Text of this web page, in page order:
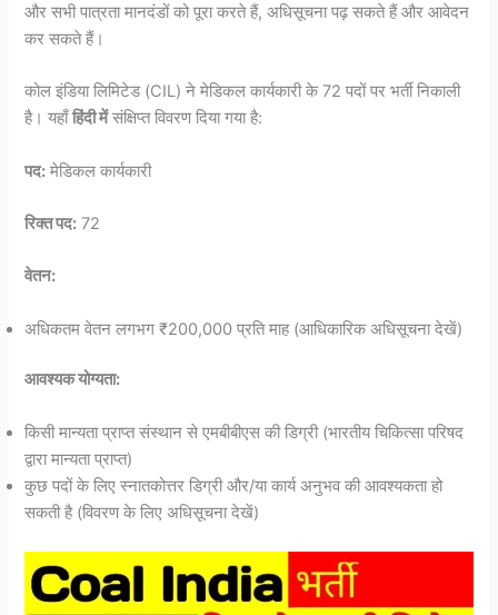
और सभी पात्रता मानदंडों को पूरा करते हैं, अधिसूचना पढ़ सकते हैं और आवेदन
कर सकते हैं।
कोल इंडिया लिमिटेड (CIL) ने मेडिकल कार्यकारी के 72 पदों पर भर्ती निकाली
है। यहाँहिंदी मेंसंक्षिप्त विवरण दिया गया है:
पद: मेडिकल कार्यकारी
रिक्त पद: 72
वेतन:
अधिकतम वेतन लगभग ₹200,000 प्रति माह (आधिकारिक अधिसूचना देखें)
आवश्यक योग्यता:
किसी मान्यता प्राप्त संस्थान से एमबीबीएस की डिग्री (भारतीय चिकित्सा परिषद
द्वारा मान्यता प्राप्त)
कुछ पदों के लिए स्नातकोत्तर डिग्री और/या कार्य अनुभव की आवश्यकता हो
सकती है (विवरण के लिए अधिसूचना देखें)